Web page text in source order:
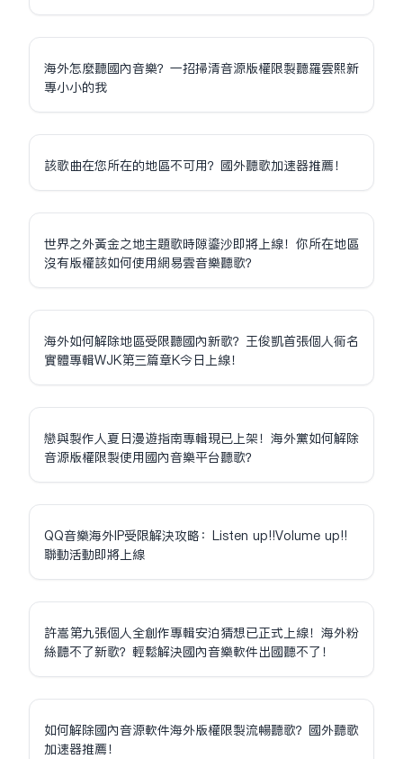
海外怎麼聽國內音樂？一招掃清音源版權限制聽羅雲熙新
專小小的我
該歌曲在您所在的地區不可用？國外聽歌加速器推薦！
世界之外黃金之地主題歌時隙鎏沙即將上線！你所在地區
沒有版權該如何使用網易雲音樂聽歌？
海外如何解除地區受限聽國內新歌？王俊凱首張個人同名
實體專輯WJK第三篇章K今日上線！
戀與製作人夏日漫遊指南專輯現已上架！海外黨如何解除
音源版權限制使用國內音樂平台聽歌？
QQ音樂海外IP受限解決攻略：Listen up!!Volume up!!
聯動活動即將上線
許嵩第九張個人全創作專輯安泊猜想已正式上線！海外粉
絲聽不了新歌？輕鬆解決國內音樂軟件出國聽不了！
如何解除國內音源軟件海外版權限制流暢聽歌？國外聽歌
加速器推薦！